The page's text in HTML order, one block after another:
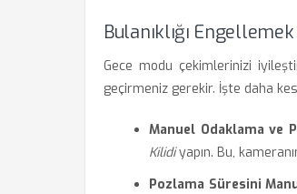
Bulanıklığı
Gece modu çekimlerinizi
geçirmeniz gerekir. İşte daha
Manuel Odaklama ve
Kilidiyapın. Bu,
Pozlama Süresini